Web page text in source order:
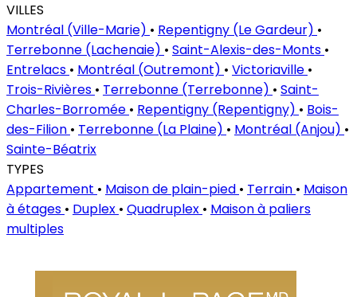
VILLES
Montréal (Ville-Marie) • Repentigny (Le Gardeur) •
Terrebonne (Lachenaie) • Saint-Alexis-des-Monts •
Entrelacs • Montréal (Outremont) • Victoriaville •
Trois-Rivières • Terrebonne (Terrebonne) • Saint-
Charles-Borromée • Repentigny (Repentigny) • Bois-
des-Filion • Terrebonne (La Plaine) • Montréal (Anjou) •
Sainte-Béatrix
TYPES
Appartement • Maison de plain-pied • Terrain • Maison
à étages • Duplex • Quadruplex • Maison à paliers
multiples